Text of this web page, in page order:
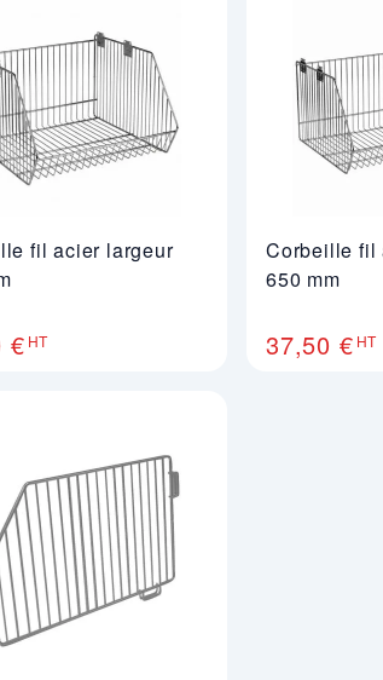
fil acier largeur
€ HT
Corbeille fil
650 mm
37,50 € HT